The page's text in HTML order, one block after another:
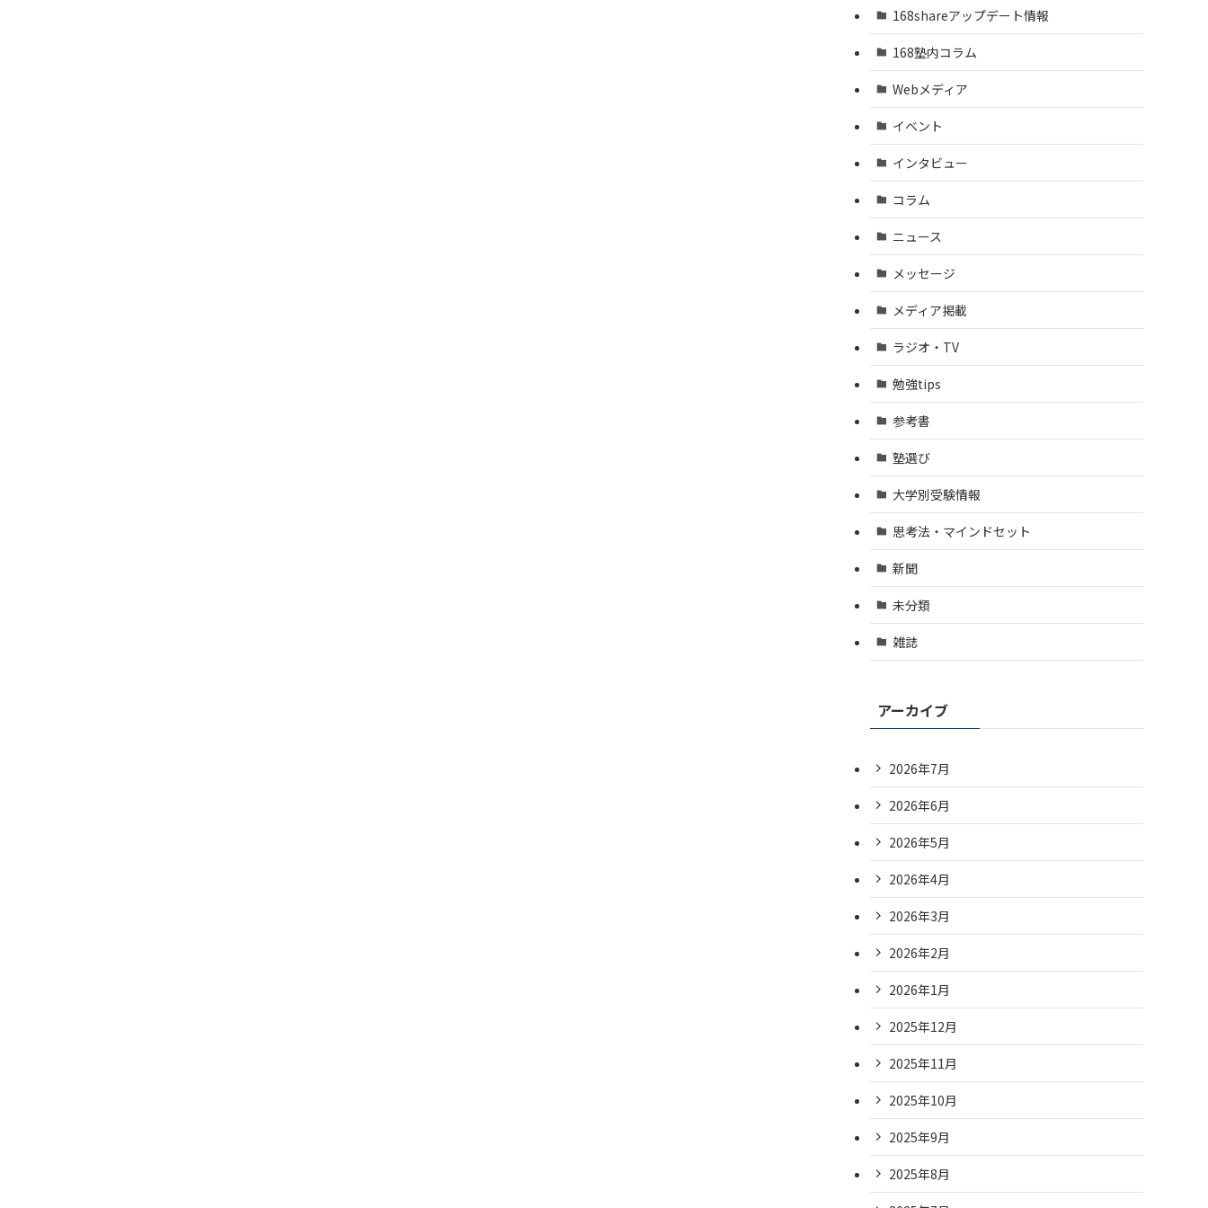
168shareアップデート情報
168塾内コラム
Webメディア
イベント
インタビュー
コラム
ニュース
メッセージ
メディア掲載
ラジオ・TV
勉強tips
参考書
塾選び
大学別受験情報
思考法・マインドセット
新聞
未分類
雑誌
アーカイブ
2026年7月
2026年6月
2026年5月
2026年4月
2026年3月
2026年2月
2026年1月
2025年12月
2025年11月
2025年10月
2025年9月
2025年8月